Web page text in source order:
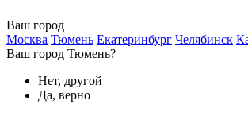
Ваш город
Москва Тюмень Екатеринбург Челябинск
Ваш город Тюмень?
Нет, другой
Да, верно